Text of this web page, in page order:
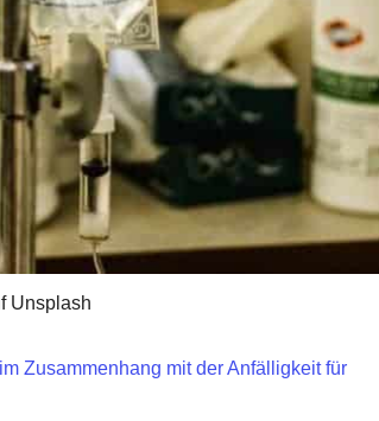
Unsplash
Zusammenhang mit der Anfälligkeit für